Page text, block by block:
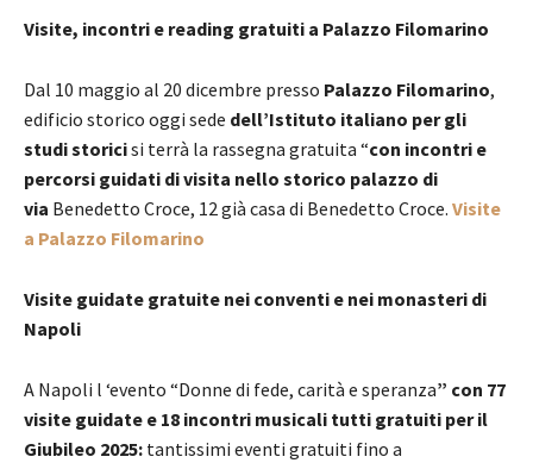
Visite, incontri e reading gratuiti a Palazzo Filomarino
Dal 10 maggio al 20 dicembre presso Palazzo Filomarino,
edificio storico oggi sede dell’Istituto italiano per gli
studi storicisi terrà la rassegna gratuita “con incontri e
percorsi guidati di visita nello storico palazzo di
via Benedetto Croce, 12 già casa di Benedetto Croce. Visite
a Palazzo Filomarino
Visite guidate gratuite nei conventi e nei monasteri di
Napoli
A Napoli l ‘evento “Donne di fede, carità e speranza” con 77
visite guidate e 18 incontri musicali tutti gratuiti per il
Giubileo 2025: tantissimi eventi gratuiti fino a